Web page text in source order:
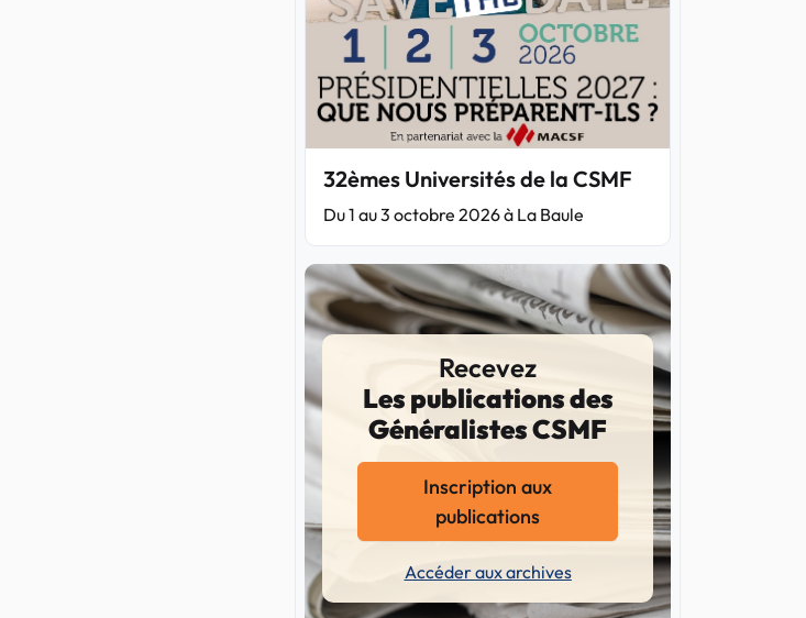
32èmes Universités de la CSMF
Du 1 au 3 octobre 2026 à La Baule
Recevez
Les publications des
Généralistes CSMF
Inscription aux
publications
Accéder aux archives